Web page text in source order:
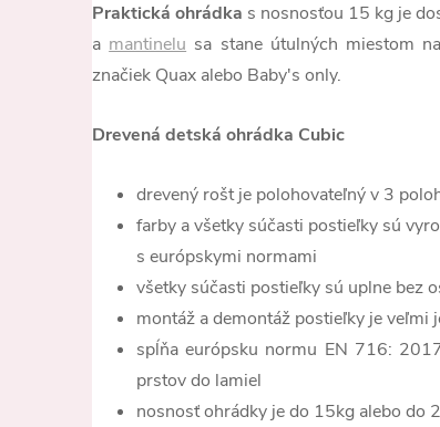
Praktická ohrádka s nosnosťou 15 kg je
a mantinelu sa stane útulných miestom
značiek Quax alebo Baby's only.
Drevená detská ohrádka Cubic
drevený rošt je polohovateľný v 3
farby a všetky súčasti postieľky sú
s európskymi normami
všetky súčasti postieľky sú uplne bez
montáž a demontáž postieľky je veľmi
spĺňa európsku normu EN 716:
prstov do lamiel
nosnosť ohrádky je do 15kg alebo do